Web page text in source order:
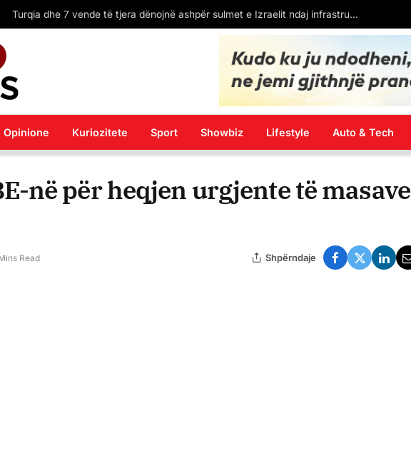
Turqia dhe 7 vende të tjera dënojnë ashpër sulmet e Izraelit ndaj infrastrukturës mjekësore dhe civile në Gaza
Opinione Kuriozitete Sport Showbiz Lifestyle Auto & Tech
në për heqjen urgjente të masave
Read Shpërndaje